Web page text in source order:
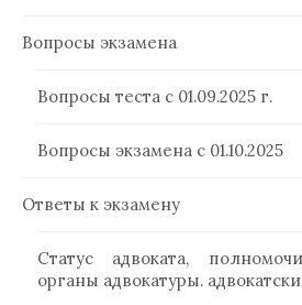
Вопросы экзамена
Вопросы теста с 01.09.2025 г.
Вопросы экзамена с 01.10.2025
Ответы к экзамену
Статус адвоката,
органы адвокатуры.